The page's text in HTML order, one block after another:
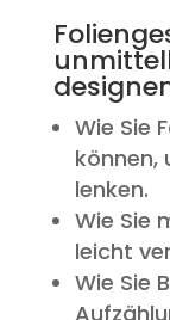
Wie Sie
können,
lenken.
Wie Sie
leicht
Wie Sie